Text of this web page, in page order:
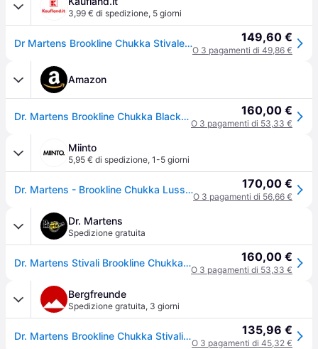
3,99 € di spedizione, 5 giorni
Dr Martens Brookline Chukka Stivale allacciato nero 149,60 €
O 3 pagamenti di 49,86 €
Amazon
Dr. Martens Brookline Chukka Black Lusso Platform, 46 EU, Nero, 46 EU 160,00 €
O 3 pagamenti di 53,33 €
Miinto
5,95 € di spedizione, 1-5 giorni
Dr. Martens - Brookline Chukka Lusso - - Shoes - Uomo - Nero - 44 EU 170,00 €
O 3 pagamenti di 56,66 €
Dr. Martens
Spedizione gratuita
Dr. Martens Stivali Brookline Chukka In Pelle Morbida in Nero, Dimensione: 45 160,00 €
O 3 pagamenti di 53,33 €
Bergfreunde
Spedizione gratuita, 3 giorni
Dr. Martens Brookline Chukka Stivali per il tempo libero (40, nero) - Nero 135,96 €
O 3 pagamenti di 45,32 €